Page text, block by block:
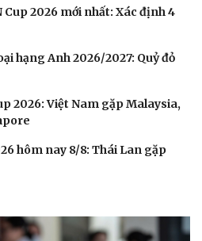
Podcast
Cup 2026 mới nhất: Xác định 4
hạng Anh 2026/2027: Quỷ đỏ
2026: Việt Nam gặp Malaysia,
hôm nay 8/8: Thái Lan gặp